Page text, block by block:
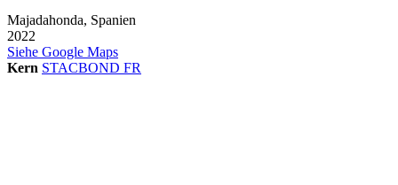
Majadahonda, Spanien
2022
Siehe Google Maps
Kern STACBOND FR